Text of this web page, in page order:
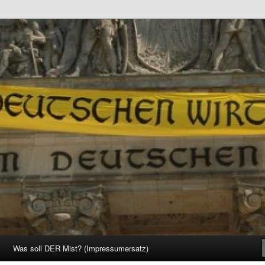
Was soll DER Mist? (Impressumersatz)